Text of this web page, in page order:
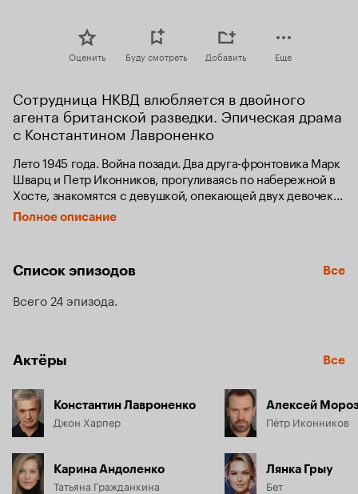
Оценить Буду смотреть Добавить Еще
Сотрудница НКВД влюбляется в двойного
агента британской разведки. Эпическая драма
с Константином Лавроненко
Лето 1945 года. Война позади. Два друга-фронтовика Марк
Шварц и Петр Иконников, прогуливаясь по набережной в
Хосте, знакомятся с девушкой, опекающей двух девочек-
англичанок. Эта мимолетная встреча перевернет их
дальнейшие судьбы.
Полное описание
Список эпизодов Все
Всего 24 эпизода
Актёры Все
Константин Лавроненко
Джон Харпер
Карина Андоленко
Татьяна Гражданкина
Алексей
Пётр Иконников
Лянка Грыу
Бет